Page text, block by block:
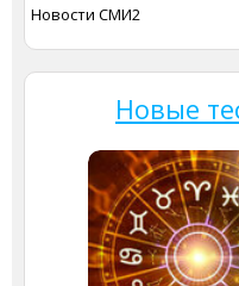
Новости СМИ2
Новые